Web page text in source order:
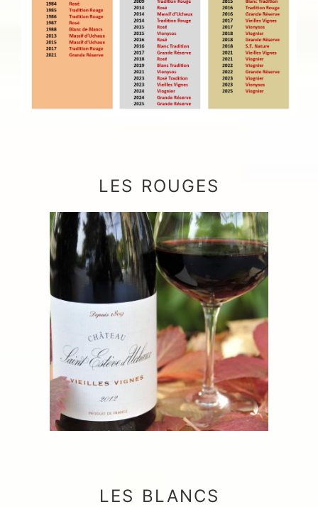
LES ROUGES
LES BLANCS